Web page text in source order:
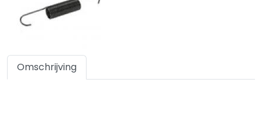
Omschrijving